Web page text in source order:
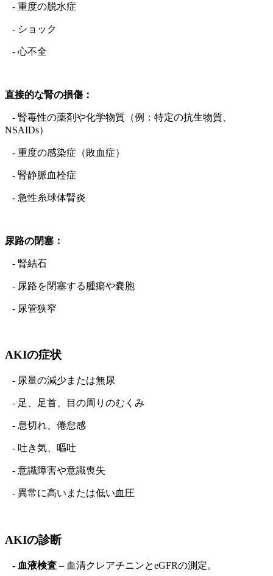
- 重度の脱水症
- ショック
- 心不全
直接的な腎の損傷：
- 腎毒性の薬剤や化学物質（例：特定の抗生物質、
NSAIDs）
- 重度の感染症（敗血症）
- 腎静脈血栓症
- 急性糸球体腎炎
尿路の閉塞：
- 腎結石
- 尿路を閉塞する腫瘍や嚢胞
- 尿管狭窄
AKIの症状
- 尿量の減少または無尿
- 足、足首、目の周りのむくみ
- 息切れ、倦怠感
- 吐き気、嘔吐
- 意識障害や意識喪失
- 異常に高いまたは低い血圧
AKIの診断
- 血液検査 – 血清クレアチニンとeGFRの測定。